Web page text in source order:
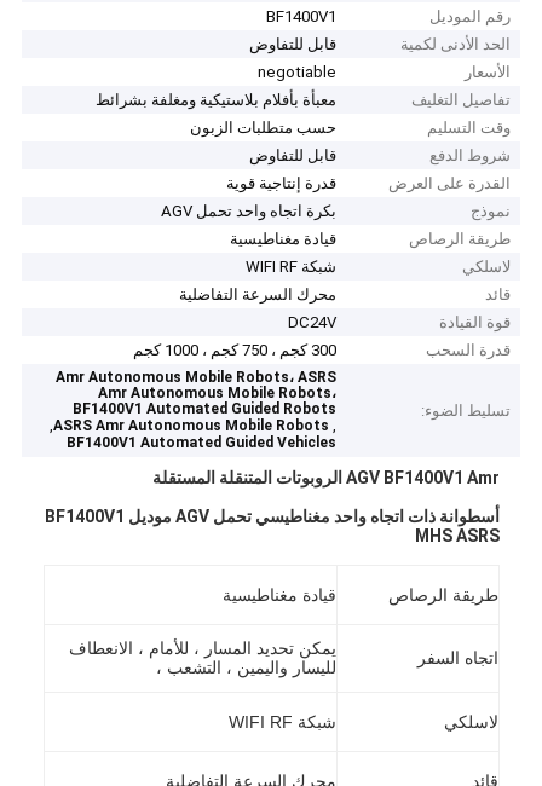
رقم الموديل
BF1400V1
الحد الأدنى لكمية
قابل للتفاوض
الأسعار
negotiable
تفاصيل التغليف
معبأة بأفلام بلاستيكية ومغلفة بشرائط
وقت التسليم
حسب متطلبات الزبون
شروط الدفع
قابل للتفاوض
القدرة على العرض
قدرة إنتاجية قوية
نموذج
بكرة اتجاه واحد تحمل AGV
طريقة الرصاص
قيادة مغناطيسية
لاسلكي
شبكة WIFI RF
قائد
محرك السرعة التفاضلية
قوة القيادة
DC24V
قدرة السحب
300 كجم ، 750 كجم ، 1000 كجم
تسليط الضوء:
Amr Autonomous Mobile Robots، ASRS
Amr Autonomous Mobile Robots،
BF1400V1 Automated Guided Robots
,
ASRS Amr Autonomous Mobile Robots
,
BF1400V1 Automated Guided Vehicles
AGV BF1400V1 Amr الروبوتات المتنقلة المستقلة
أسطوانة ذات اتجاه واحد مغناطيسي تحمل AGV موديل BF1400V1
MHS ASRS
طريقة الرصاص قيادة مغناطيسية
اتجاه السفر
يمكن تحديد المسار ، للأمام ، الانعطاف
لليسار واليمين ، التشعب ،
لاسلكي شبكة WIFI RF
قائد محرك السرعة التفاضلية